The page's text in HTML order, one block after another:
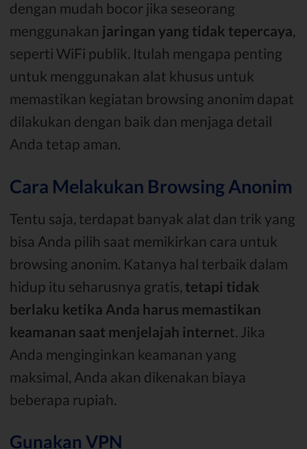
dengan mudah bocor jika seseorang
menggunakan jaringan yang tidak tepercaya
seperti WiFi publik. Itulah mengapa penting
untuk menggunakan alat khusus untuk
memastikan kegiatan browsing anonim dapat
dilakukan dengan baik dan menjaga detail
Anda tetap aman.
Cara Melakukan Browsing Anonim
Tentu saja, terdapat banyak alat dan trik yang
bisa Anda pilih saat memikirkan cara untuk
browsing anonim. Katanya hal terbaik dalam
hidup itu seharusnya gratis, tetapi tidak
berlaku ketika Anda harus memastikan
keamanan saat menjelajah internet. Jika
Anda menginginkan keamanan yang
maksimal, Anda akan dikenakan biaya
beberapa rupiah.
Gunakan VPN